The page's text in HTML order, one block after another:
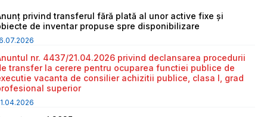
privind transferul fără plată al unor active fixe și
de inventar propuse spre disponibilizare
nr. 4437/21.04.2026 privind declansarea procedurii
transfer la cerere pentru ocuparea functiei publice de
vacanta de consilier achizitii publice, clasa I, grad
superior